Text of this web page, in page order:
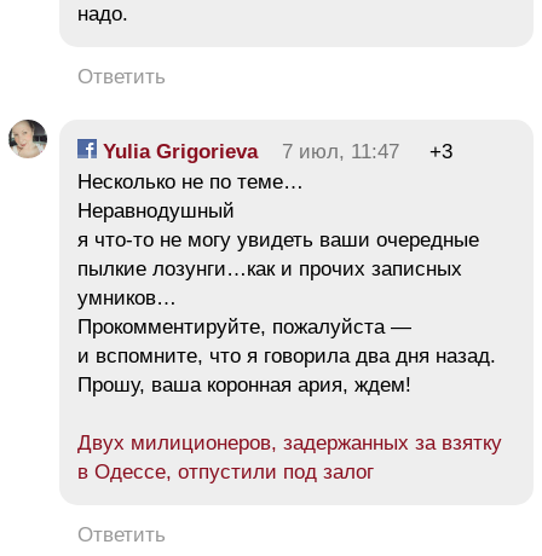
надо.
Ответить
Yulia Grigorieva 7 июл, 11:47
+3
Несколько не по теме…
Неравнодушный
я что-то не могу увидеть ваши очередные
пылкие лозунги…как и прочих записных
умников…
Прокомментируйте, пожалуйста —
и вспомните, что я говорила два дня назад.
Прошу, ваша коронная ария, ждем!
Двух милиционеров, задержанных за взятку
в Одессе, отпустили под залог
Ответить